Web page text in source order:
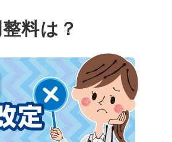
料は？